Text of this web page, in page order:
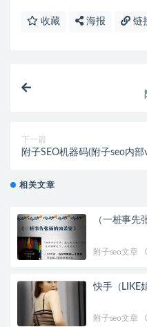
收藏 海报 链
下一篇
附子SEO机器码(附子seo内部
相关文章
（一桩事先
附子seo文章
快手（LIKE
附子seo文章